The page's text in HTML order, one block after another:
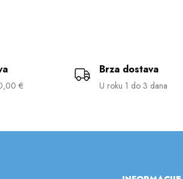
€
Brza dostava
U roku 1 do 3 dana